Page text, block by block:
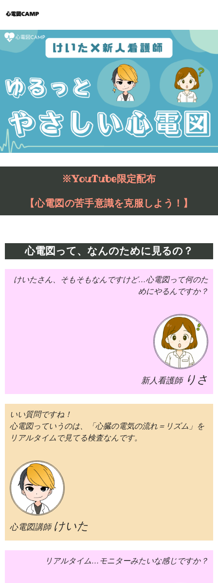
※YouTube限定配布
【心電図の苦手意識を克服しよう！】
心電図って、なんのために見るの？
けいたさん、そもそもなんですけど…心電図って何のた
めにやるんですか？
新人看護師 りさ
いい質問ですね！
心電図っていうのは、「心臓の電気の流れ＝リズム」を
リアルタイムで見てる検査なんです。
心電図講師 けいた
リアルタイム…モニターみたいな感じですか？